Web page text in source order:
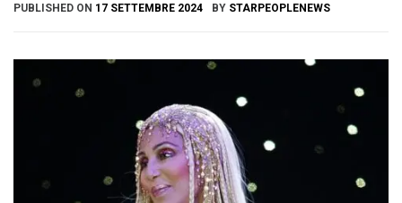
PUBLISHED ON 17 SETTEMBRE 2024 BY STARPEOPLENEWS